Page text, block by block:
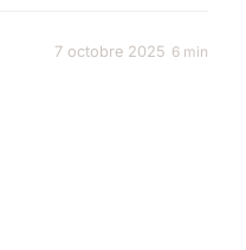
7 octobre 2025 6 min